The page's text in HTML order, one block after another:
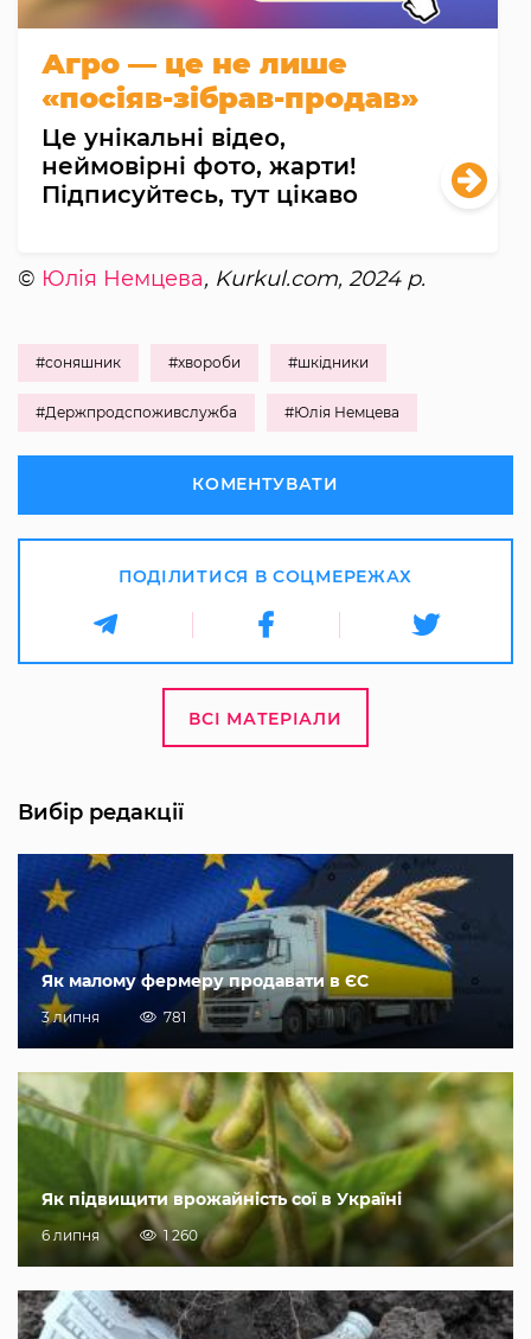
Агро — це не лише
«посіяв-зібрав-продав»
Це унікальні відео,
неймовірні фото, жарти!
Підписуйтесь, тут цікаво
© Юлія Немцева, Kurkul.com, 2024 р.
#соняшник #хвороби #шкідники
#Держпродспоживслужба #Юлія Немцева
КОМЕНТУВАТИ
ПОДІЛИТИСЯ В СОЦМЕРЕЖАХ
ВСІ МАТЕРІАЛИ
Вибір редакції
Як малому фермеру продавати в ЄС
3 липня 781
Як підвищити врожайність сої в Україні
6 липня 1 260